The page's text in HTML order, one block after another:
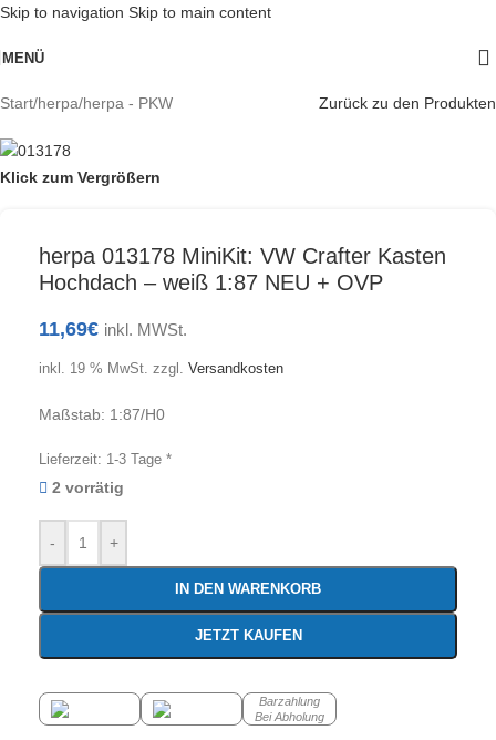
Skip to navigation Skip to main content
MENÜ
Start/herpa/herpa - PKW Zurück zu den Produkten
Klick zum Vergrößern
herpa 013178 MiniKit: VW Crafter Kasten
Hochdach – weiß 1:87 NEU + OVP
11,69€ inkl. MWSt.
inkl. 19 % MwSt. zzgl. Versandkosten
Maßstab: 1:87/H0
Lieferzeit: 1-3 Tage *
2 vorrätig
- +
IN DEN WARENKORB
JETZT KAUFEN
Barzahlung
Bei Abholung